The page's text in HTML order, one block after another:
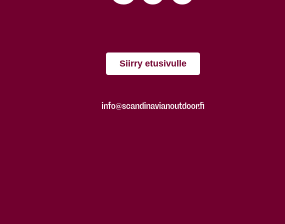
Siirry etusivulle
info@scandinavianoutdoor.fi